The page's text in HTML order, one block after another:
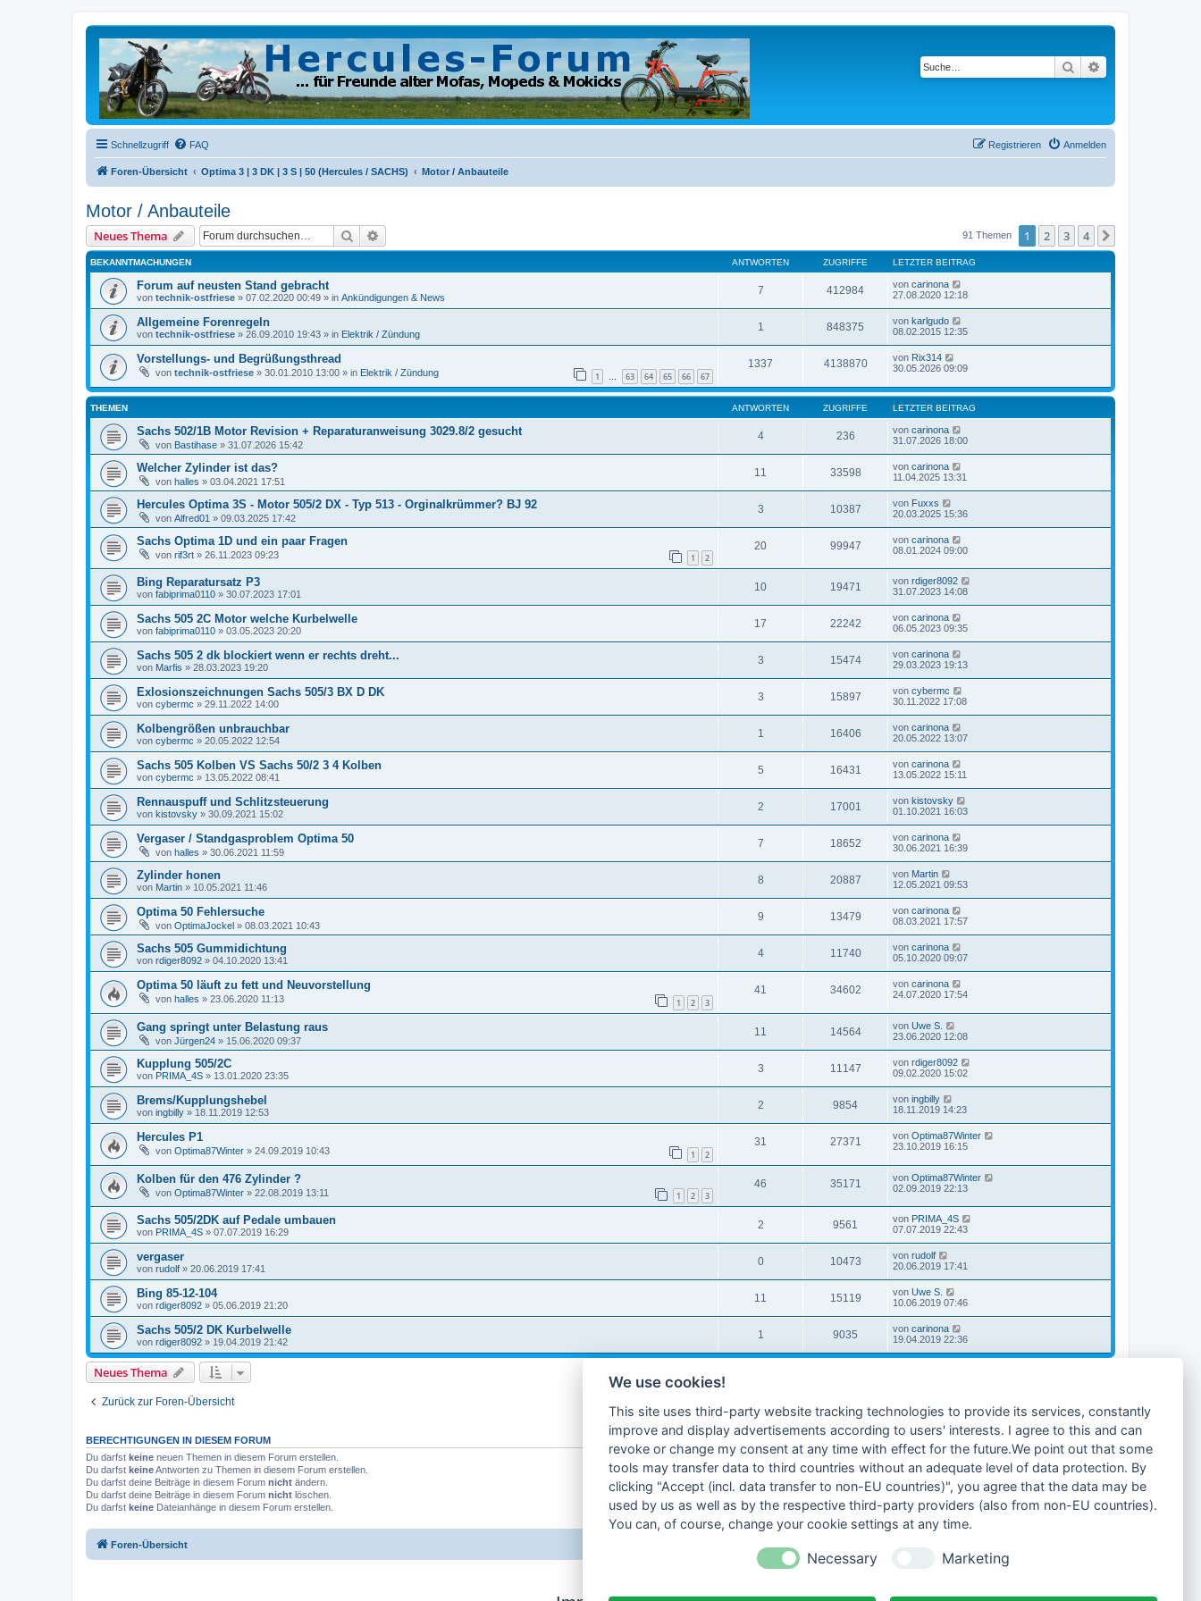
Suche
Schnellzugriff FAQ Anmelden
Registrieren
Foren-Übersicht Optima 3 | 3 DK | 3 S | 50 (Hercules / SACHS) Motor / Anbauteile
Motor / Anbauteile
Neues Thema Suche 91 Themen 1 2 3 4
BEKANNTMACHUNGEN ANTWORTEN ZUGRIFFE LETZTER BEITRAG
Forum auf neusten Stand gebracht
von technik-ostfriese » 07.02.2020 00:49 » in Ankündigungen & News
7 412984 von carinona
27.08.2020 12:18
Allgemeine Forenregeln
von technik-ostfriese » 26.09.2010 19:43 » in Elektrik / Zündung
1 848375 von karlgudo
08.02.2015 12:35
Vorstellungs- und Begrüßungsthread
von technik-ostfriese » 30.01.2010 13:00 » in Elektrik / Zündung 1 … 63 64 65 66 67
1337 4138870 von Rix314
30.05.2026 09:09
THEMEN ANTWORTEN ZUGRIFFE LETZTER BEITRAG
Sachs 502/1B Motor Revision + Reparaturanweisung 3029.8/2 gesucht
von Bastihase » 31.07.2026 15:42
4 236 von carinona
31.07.2026 18:00
Welcher Zylinder ist das?
von halles » 03.04.2021 17:51
11 33598 von carinona
11.04.2025 13:31
Hercules Optima 3S - Motor 505/2 DX - Typ 513 - Orginalkrümmer? BJ 92
von Alfred01 » 09.03.2025 17:42
3 10387 von Fuxxs
20.03.2025 15:36
Sachs Optima 1D und ein paar Fragen
von rif3rt » 26.11.2023 09:23 1 2
20 99947 von carinona
08.01.2024 09:00
Bing Reparatursatz P3
von fabiprima0110 » 30.07.2023 17:01
10 19471 von rdiger8092
31.07.2023 14:08
Sachs 505 2C Motor welche Kurbelwelle
von fabiprima0110 » 03.05.2023 20:20
17 22242 von carinona
06.05.2023 09:35
Sachs 505 2 dk blockiert wenn er rechts dreht...
von Marfis » 28.03.2023 19:20
3 15474 von carinona
29.03.2023 19:13
Exlosionszeichnungen Sachs 505/3 BX D DK
von cybermc » 29.11.2022 14:00
3 15897 von cybermc
30.11.2022 17:08
Kolbengrößen unbrauchbar
von cybermc » 20.05.2022 12:54
1 16406 von carinona
20.05.2022 13:07
Sachs 505 Kolben VS Sachs 50/2 3 4 Kolben
von cybermc » 13.05.2022 08:41
5 16431 von carinona
13.05.2022 15:11
Rennauspuff und Schlitzsteuerung
von kistovsky » 30.09.2021 15:02
2 17001 von kistovsky
01.10.2021 16:03
Vergaser / Standgasproblem Optima 50
von halles » 30.06.2021 11:59
7 18652 von carinona
30.06.2021 16:39
Zylinder honen
von Martin » 10.05.2021 11:46
8 20887 von Martin
12.05.2021 09:53
Optima 50 Fehlersuche
von OptimaJockel » 08.03.2021 10:43
9 13479 von carinona
08.03.2021 17:57
Sachs 505 Gummidichtung
von rdiger8092 » 04.10.2020 13:41
4 11740 von carinona
05.10.2020 09:07
Optima 50 läuft zu fett und Neuvorstellung
von halles » 23.06.2020 11:13 1 2 3
41 34602 von carinona
24.07.2020 17:54
Gang springt unter Belastung raus
von Jürgen24 » 15.06.2020 09:37
11 14564 von Uwe S.
23.06.2020 12:08
Kupplung 505/2C
von PRIMA_4S » 13.01.2020 23:35
3 11147 von rdiger8092
09.02.2020 15:02
Brems/Kupplungshebel
von ingbilly » 18.11.2019 12:53
2 9854 von ingbilly
18.11.2019 14:23
Hercules P1
von Optima87Winter » 24.09.2019 10:43 1 2
31 27371 von Optima87Winter
23.10.2019 16:15
Kolben für den 476 Zylinder ?
von Optima87Winter » 22.08.2019 13:11 1 2 3
46 35171 von Optima87Winter
02.09.2019 22:13
Sachs 505/2DK auf Pedale umbauen
von PRIMA_4S » 07.07.2019 16:29
2 9561 von PRIMA_4S
07.07.2019 22:43
vergaser
von rudolf » 20.06.2019 17:41
0 10473 von rudolf
20.06.2019 17:41
Bing 85-12-104
von rdiger8092 » 05.06.2019 21:20
11 15119 von Uwe S.
10.06.2019 07:46
Sachs 505/2 DK Kurbelwelle
von rdiger8092 » 19.04.2019 21:42
1 9035 von carinona
19.04.2019 22:36
Neues Thema
Zurück zur Foren-Übersicht
BERECHTIGUNGEN IN DIESEM FORUM
Du darfst keine neuen Themen in diesem Forum erstellen.
Du darfst keineAntworten zu Themen in diesem Forum erstellen.
Du darfst deine Beiträge in diesem Forum nicht ändern.
Du darfst deine Beiträge in diesem Forum nicht löschen.
Du darfst keine Dateianhänge in diesem Forum erstellen.
Foren-Übersicht
We use cookies!
This site uses third-party website tracking technologies to provide its services, constantly
improve and display advertisements according to users' interests. I agree to this and can
revoke or change my consent at any time with effect for the future.We point out that some
tools may transfer data to third countries without an adequate level of data protection. By
clicking "Accept (incl. data transfer to non-EU countries)", you agree that the data may be
used by us as well as by the respective third-party providers (also from non-EU countries).
You can, of course, change your cookie settings at any time.
Necessary Marketing